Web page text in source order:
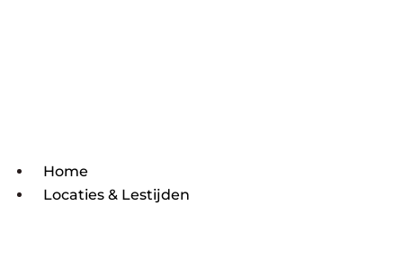
Home
Locaties & Lestijden